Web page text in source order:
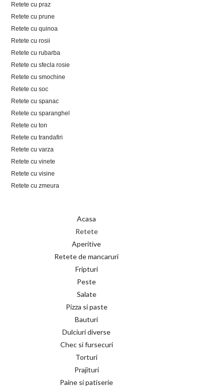
Retete cu praz
Retete cu prune
Retete cu quinoa
Retete cu rosii
Retete cu rubarba
Retete cu sfecla rosie
Retete cu smochine
Retete cu soc
Retete cu spanac
Retete cu sparanghel
Retete cu ton
Retete cu trandafiri
Retete cu varza
Retete cu vinete
Retete cu visine
Retete cu zmeura
Acasa
Retete
Aperitive
Retete de mancaruri
Fripturi
Peste
Salate
Pizza si paste
Bauturi
Dulciuri diverse
Chec si fursecuri
Torturi
Prajituri
Paine si patiserie